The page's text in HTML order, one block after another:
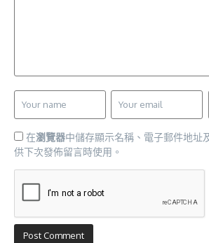
在瀏覽器中儲存顯示名稱、電子郵件地址
供下次發佈留言時使用。